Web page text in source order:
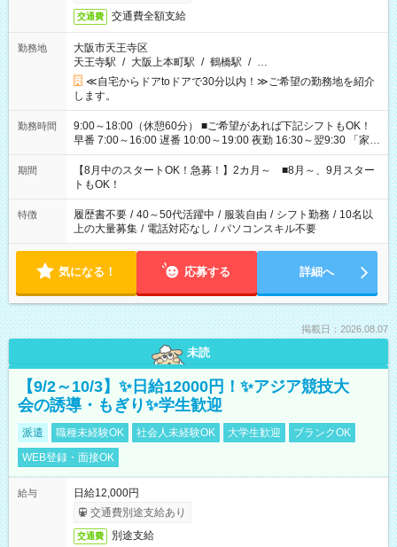
交通費 交通費全額支給
勤務地
大阪市天王寺区
天王寺駅 / 大阪上本町駅 / 鶴橋駅 / …
≪自宅からドアtoドアで30分以内！≫ご希望の勤務地を紹介
します。
勤務時間
9:00～18:00（休憩60分） ■ご希望があれば下記シフトもOK！
早番 7:00～16:00 遅番 10:00～19:00 夜勤 16:30～翌9:30 「家族
と休みを合わせたい」 「余裕を持って夕飯の準備がしたい」
「できれば残業はしたくない」 など、ご希望を教えてください
ね。 ※Wワーク希望の方へ 今ご覧のお仕事で希望する勤務時間
と、もう1つのお仕事の勤務時間。 合計で週40時間を超える場
合は応募できません。
期間
【8月中のスタートOK！急募！】2カ月～ ■8月～、9月スター
トもOK！
特徴 履歴書不要 / 40～50代活躍中 / 服装自由 / シフト勤務 / 10名以
上の大量募集 / 電話対応なし / パソコンスキル不要
気になる！ 応募する 詳細へ
掲載日：2026.08.07
未読
【9/2～10/3】✨日給12000円！✨アジア競技大
会の誘導・もぎり✨学生歓迎
派遣 職種未経験OK 社会人未経験OK 大学生歓迎
ブランクOK
WEB登録・面接OK
給与
日給12,000円
交通費別途支給あり
交通費 別途支給